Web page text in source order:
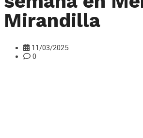
Mirandilla
11/03/2025
0